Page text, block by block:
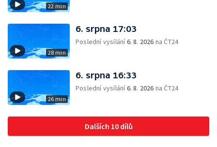
22 min
28 min
6. srpna 17:03
Poslední vysílání6. 8. 2026 na ČT24
26 min
6. srpna 16:33
Poslední vysílání6. 8. 2026 na ČT24
Dalších 10 dílů